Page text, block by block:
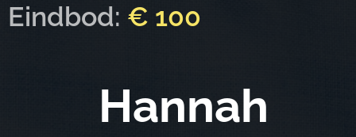
Eindbod: € 100
Hannah